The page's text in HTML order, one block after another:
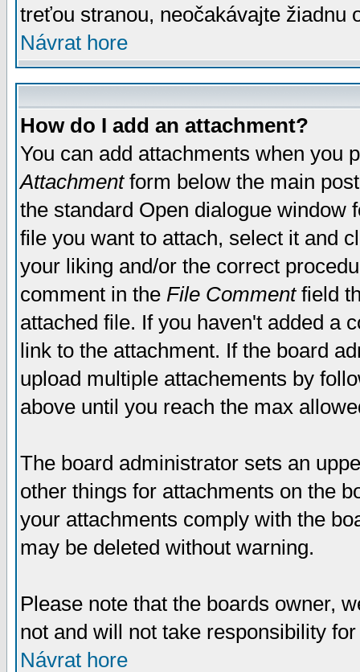
treťou stranou, neočakávajte žiadnu
Návrat hore
How do I add an attachment?
You can add attachments when you
Attachmentform below the main
the standard Open dialogue window
file you want to attach, select it and
your liking and/or the correct
comment in the File Commentfield
attached file. If you haven't added a
link to the attachment. If the board
upload multiple attachements by
above until you reach the max
The board administrator sets an
other things for attachments on the
your attachments comply with the
may be deleted without warning.
Please note that the boards owner,
not and will not take responsibility
Návrat hore